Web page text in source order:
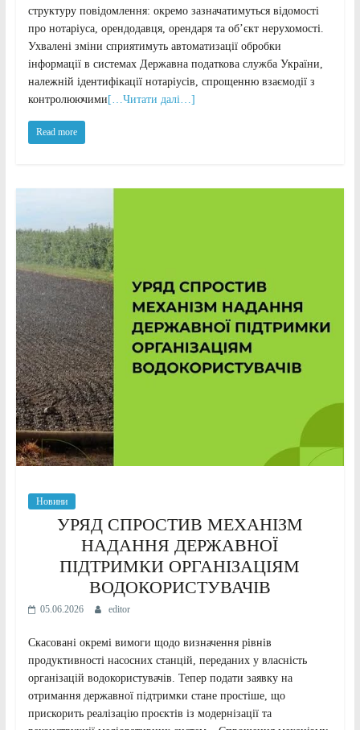
структуру повідомлення: окремо зазначатимуться відомості
про нотаріуса, орендодавця, орендаря та об’єкт нерухомості.
Ухвалені зміни сприятимуть автоматизації обробки
інформації в системах Державна податкова служба України,
належній ідентифікації нотаріусів, спрощенню взаємодії з
контролюючими[…Читати далі…]
Read more
Новини
УРЯД СПРОСТИВ МЕХАНІЗМ
НАДАННЯ ДЕРЖАВНОЇ
ПІДТРИМКИ ОРГАНІЗАЦІЯМ
ВОДОКОРИСТУВАЧІВ
05.06.2026 editor
Скасовані окремі вимоги щодо визначення рівнів
продуктивності насосних станцій, переданих у власність
організацій водокористувачів. Тепер подати заявку на
отримання державної підтримки стане простіше, що
прискорить реалізацію проєктів із модернізації та